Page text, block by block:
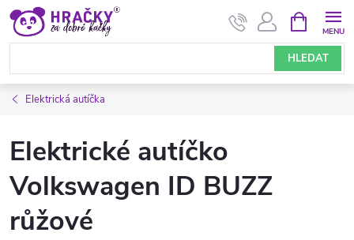
Přejít
obsah
HLEDAT
NÁKUPNÍ
KOŠÍK
Elektrická autíčka
Elektrické autíčko
Volkswagen ID BUZZ
růžové